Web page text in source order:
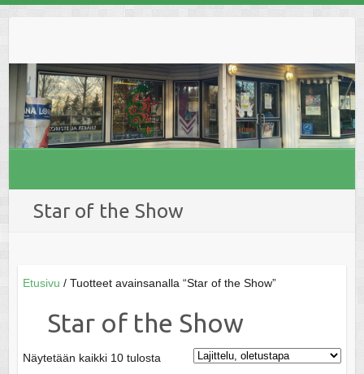
Star of the Show
Etusivu / Tuotteet avainsanalla “Star of the Show”
Star of the Show
Näytetään kaikki 10 tulosta